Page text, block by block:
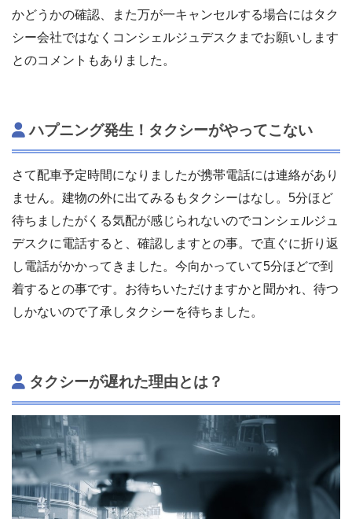
かどうかの確認、また万が一キャンセルする場合にはタク
シー会社ではなくコンシェルジュデスクまでお願いします
とのコメントもありました。
ハプニング発生！タクシーがやってこない
さて配車予定時間になりましたが携帯電話には連絡があり
ません。建物の外に出てみるもタクシーはなし。5分ほど
待ちましたがくる気配が感じられないのでコンシェルジュ
デスクに電話すると、確認しますとの事。で直ぐに折り返
し電話がかかってきました。今向かっていて5分ほどで到
着するとの事です。お待ちいただけますかと聞かれ、待つ
しかないので了承しタクシーを待ちました。
タクシーが遅れた理由とは？